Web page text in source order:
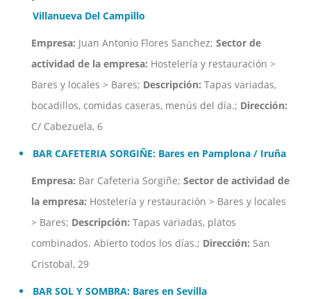
Villanueva Del Campillo
Empresa: Juan Antonio Flores Sanchez; Sector de
actividad de la empresa: Hostelería y restauración >
Bares y locales > Bares; Descripción: Tapas variadas,
bocadillos, comidas caseras, menús del día.; Dirección:
C/ Cabezuela, 6
BAR CAFETERIA SORGIÑE: Bares en Pamplona / Iruña
Empresa: Bar Cafeteria Sorgiñe; Sector de actividad de
la empresa: Hostelería y restauración > Bares y locales
> Bares; Descripción: Tapas variadas, platos
combinados. Abierto todos los días.; Dirección: San
Cristobal, 29
BAR SOL Y SOMBRA: Bares en Sevilla